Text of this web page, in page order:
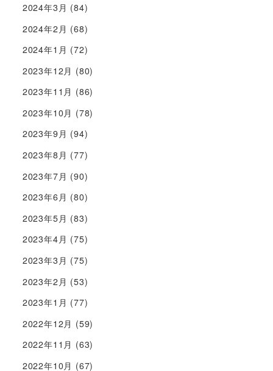
2024年3月 (84)
2024年2月 (68)
2024年1月 (72)
2023年12月 (80)
2023年11月 (86)
2023年10月 (78)
2023年9月 (94)
2023年8月 (77)
2023年7月 (90)
2023年6月 (80)
2023年5月 (83)
2023年4月 (75)
2023年3月 (75)
2023年2月 (53)
2023年1月 (77)
2022年12月 (59)
2022年11月 (63)
2022年10月 (67)